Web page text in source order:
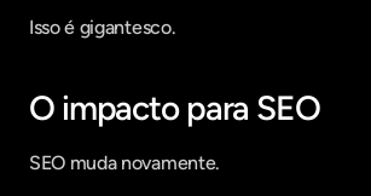
Isso é gigantesco.
O impacto para SEO
SEO muda novamente.